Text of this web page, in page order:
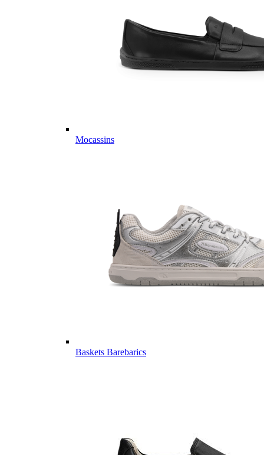
Mocassins
Baskets Barebarics